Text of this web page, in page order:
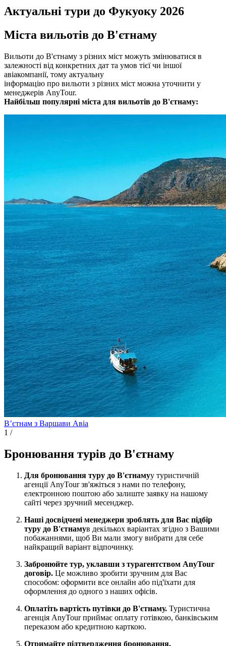
Актуальні тури до Фукуоку 2026
Міста вильотів до В'єтнаму
Вильоти до В'єтнаму з різних міст можуть змінюватися в
залежності від конкретних дат та умов тієї чи іншої
авіакомпанії, тому актуальну
інформацію про вильоти з різних міст можна уточнити у
менеджерів AnyTour.
Найбільш популярні міста для вильотів до В'єтнаму:
Вʼєтнам з Варшави Авіа
1 /
Бронювання турів до В'єтнаму
Для бронювання туру до В'єтнамуу туристичній
агенції AnyTour зв'яжіться з нами по телефону,
електронною поштою або залиште заявку на нашому
сайті через зручний месенджер.
Наші досвідчені менеджери зроблять для Вас підбір
туру до В'єтнамув декількох варіантах згідно з Вашими
побажаннями, щоб Ви мали змогу вибрати для себе
найкращий варіант відпочинку.
Забронюйте тур, уклавши з турагентством AnyTour
договір. Це можливо зробити зручним для Вас
способом: оформити все онлайн або під'їхати для
оформлення до одного з наших офісів.
Оплатіть вартість путівки до В'єтнаму. Туристична
агенція AnyTour приймає оплату готівкою, банківським
переказом або кредитною карткою.
Отримайте підтвердження бронювання.